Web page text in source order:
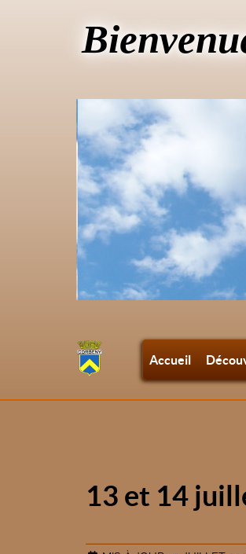
Accueil
13 et 14